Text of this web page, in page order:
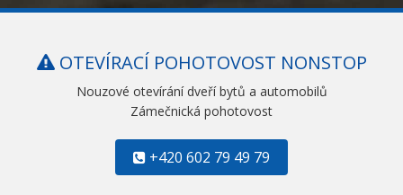
OTEVÍRACÍ POHOTOVOST NONSTOP
Nouzové otevírání dveří bytů a automobilů
Zámečnická pohotovost
+420 602 79 49 79